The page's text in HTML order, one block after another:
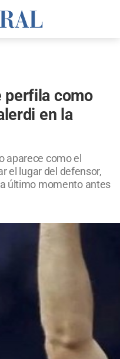
perfila como
en la
aparece como el
el lugar del defensor,
último momento antes